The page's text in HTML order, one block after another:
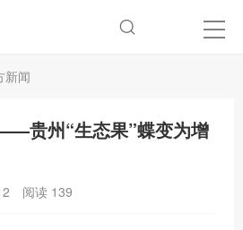
新闻
贵州“生态果”蝶变为增
阅读 139